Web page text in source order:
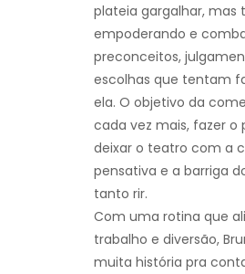
plateia gargalhar, mas
empoderando e
preconceitos,
escolhas que tentam
ela. O objetivo da
cada vez mais, fazer o
deixar o teatro com a
pensativa e a barriga
tanto rir.
Com uma rotina que
trabalho e diversão,
muita história pra